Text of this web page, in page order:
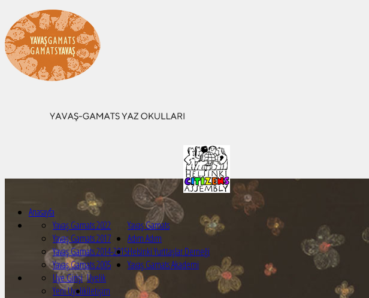
Anasayfa
Yavaş Gamats
Yavaş Gamats 2022
Yavaş Gamats 2017
Yavaş Gamats 2014-2015
Yavaş Gamats 2005
Adım Adım
Helsinki Yurttaşlar Derneği
Yavaş Gamats Akademi
Üyelik
Üye Girişi
Yeni Üyelikİletişim